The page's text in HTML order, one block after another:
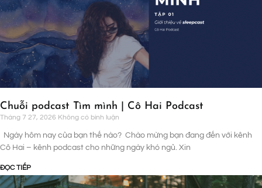
Chuỗi podcast Tìm mình | Cô Hai Podcast
Tháng 7 27, 2026 Không có bình luận
Ngày hôm nay của bạn thế nào? Chào mừng bạn đang đến với kênh
Cô Hai – kênh podcast cho những ngày khó ngủ. Xin
ĐỌC TIẾP